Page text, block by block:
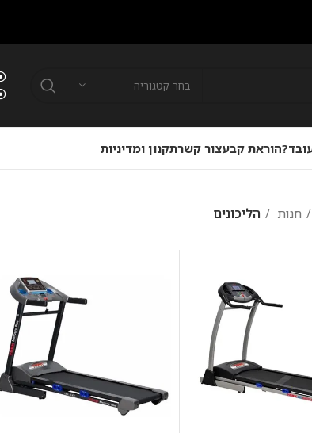
בחר קטגוריה
הוראת קבעצור קשרתקנון ומדיניות
חנות הליכונים